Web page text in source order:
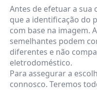
Antes de efetuar a sua
que a identificação do
com base na imagem.
semelhantes podem
diferentes e não
eletrodoméstico.
Para assegurar a
connosco. Teremos